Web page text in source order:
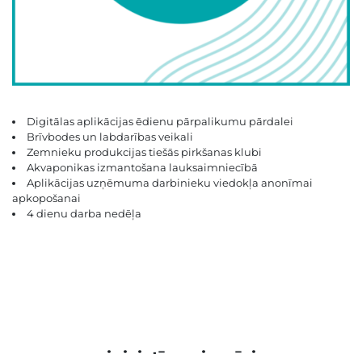
Digitālas aplikācijas ēdienu pārpalikumu pārdalei
Brīvbodes un labdarības veikali
Zemnieku produkcijas tiešās pirkšanas klubi
Akvaponikas izmantošana lauksaimniecībā
Aplikācijas uzņēmuma darbinieku viedokļa anonīmai
apkopošanai
4 dienu darba nedēļa